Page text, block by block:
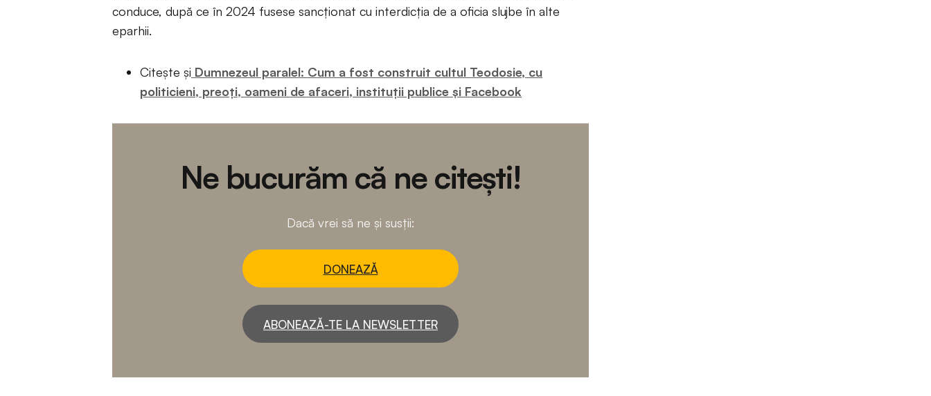
conduce, după ce în 2024 fusese sancționat cu interdicția de a oficia slujbe în alte
eparhii.
Citește și Dumnezeul paralel: Cum a fost construit cultul Teodosie, cu
politicieni, preoți, oameni de afaceri, instituții publice și Facebook
Ne bucurăm că ne citești!
Dacă vrei să ne și susții:
DONEAZĂ
ABONEAZĂ-TE LA NEWSLETTER